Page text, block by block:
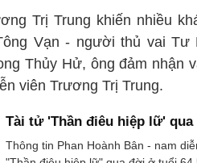
Trị Trung khiến nhiều
Vạn - người thủ vai Tư
Thủy Hử, ông đảm nhận
viên Trương Trị Trung.
Tài tử 'Thần điêu hiệp lữ' qua
Thông tin Phan Hoành Bân - nam